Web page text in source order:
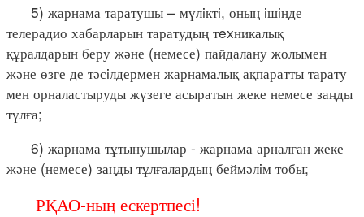
5) жарнама таратушы – мүлiктi, оның iшiнде
телерадио хабарларын таратудың тexникалық
құралдарын беру және (немесе) пайдалану жолымен
және өзге де тәсiлдермен жарнамалық ақпаратты тарату
мен орналастыруды жүзеге асыратын жеке немесе заңды
тұлға;
6) жарнама тұтынушылар - жарнама арналған жеке
және (немесе) заңды тұлғалардың беймәлiм тобы;
РҚАО-ның ескертпесі!